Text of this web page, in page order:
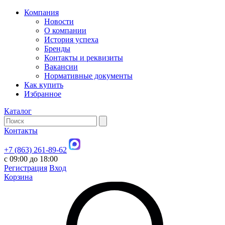
Компания
Новости
О компании
История успеха
Бренды
Контакты и реквизиты
Вакансии
Нормативные документы
Как купить
Избранное
Каталог
Контакты
+7 (863) 261-89-62
с 09:00 до 18:00
Регистрация Вход
Корзина